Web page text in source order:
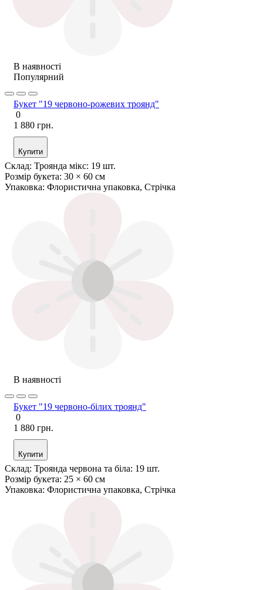
В наявності
Популярний
Букет "19 червоно-рожевих троянд"
0
1 880 грн.
Купити
Склад: Троянда мікс: 19 шт.
Розмір букета: 30 × 60 см
Упаковка: Флористична упаковка, Стрічка
В наявності
Букет "19 червоно-білих троянд"
0
1 880 грн.
Купити
Склад: Троянда червона та біла: 19 шт.
Розмір букета: 25 × 60 см
Упаковка: Флористична упаковка, Стрічка